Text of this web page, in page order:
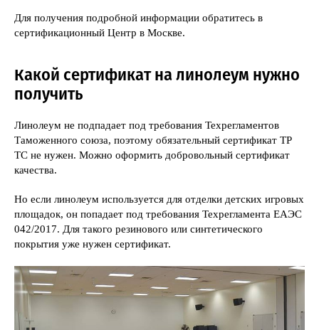
Для получения подробной информации обратитесь в
сертификационный Центр в Москве.
Какой сертификат на линолеум нужно
получить
Линолеум не подпадает под требования Техрегламентов
Таможенного союза, поэтому обязательный сертификат ТР
ТС не нужен. Можно оформить добровольный сертификат
качества.
Но если линолеум используется для отделки детских игровых
площадок, он попадает под требования Техрегламента ЕАЭС
042/2017. Для такого резинового или синтетического
покрытия уже нужен сертификат.